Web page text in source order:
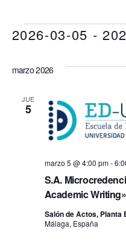
Eventos
2026-03-05 -
la
marzo 2026
JUE
5
S.A.
Academic Writing»
marzo 5 @ 4:00 pm-
Salón de Actos, Planta
Málaga, España